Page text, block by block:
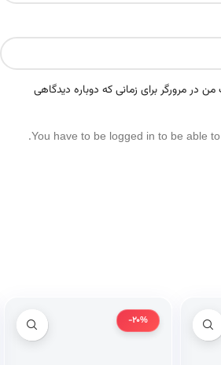
در مرورگر برای زمانی که دوباره دیدگاهی
You have to be logged in to be able
-20%